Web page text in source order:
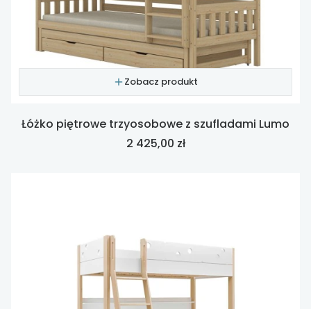
Zobacz produkt
Łóżko piętrowe trzyosobowe z szufladami Lumo
Cena
2 425,00 zł